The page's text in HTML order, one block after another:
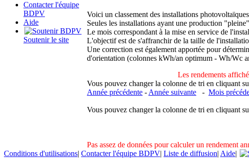
Contacter l'équipe
BDPV
Aide
Soutenir le site
Voici un classement des installations
Seules les installations ayant une production
Le mois correspondant à la mise en service de
L'objectif est de s'affranchir de la taille de
Une correction est également apportée pour
d'orientation (colonnes kWh/an optimum - Wh/Wc
Les rendements
Vous pouvez changer la colonne de tri en cliquant
Année précédente - Année suivante - Mois
Vous pouvez changer la colonne de tri en cliquant
Pas assez de données pour calculer un rendement
Conditions d'utilisations| Contacter l'équipe BDPV| Liste de diffusion| Aide|